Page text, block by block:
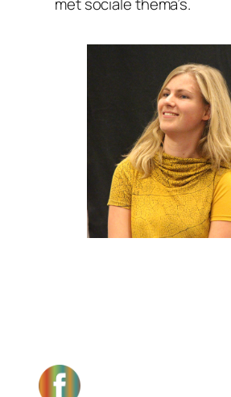
met sociale thema’s.